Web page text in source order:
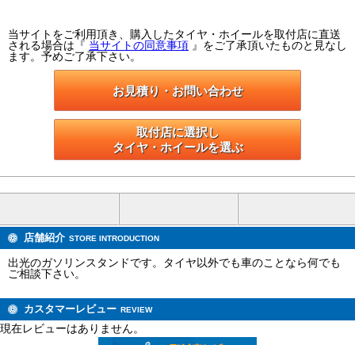
当サイトをご利用頂き、購入したタイヤ・ホイールを取付店に直送
される場合は『 当サイトの同意事項 』をご了承頂いたものと見なし
ます。予めご了承下さい。
お見積り・お問い合わせ
取付店に選択し
タイヤ・ホイールを選ぶ
店舗紹介 STORE INTRODUCTION
出光のガソリンスタンドです。タイヤ以外でも車のことなら何でも
ご相談下さい。
カスタマーレビュー REVIEW
現在レビューはありません。